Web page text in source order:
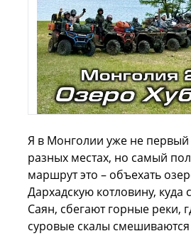
Я в Монголии уже не
разных местах, но самый
маршрут это – объехать
Дархадскую котловину, куда
Саян, сбегают горные реки,
суровые скалы